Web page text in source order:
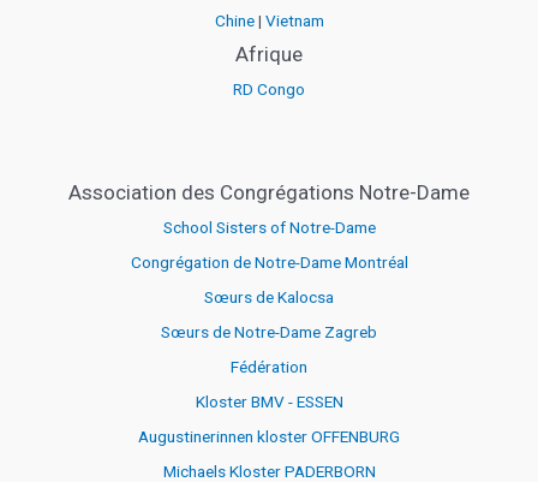
Chine| Vietnam
Afrique
RD Congo
Association des Congrégations Notre-Dame
School Sisters of Notre-Dame
Congrégation de Notre-Dame Montréal
Sœurs de Kalocsa
Sœurs de Notre-Dame Zagreb
Fédération
Kloster BMV - ESSEN
Augustinerinnen kloster OFFENBURG
Michaels Kloster PADERBORN